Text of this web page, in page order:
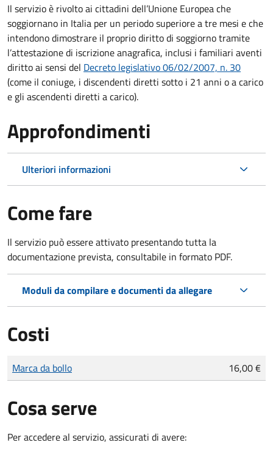
Il servizio è rivolto ai cittadini dell’Unione Europea che
soggiornano in Italia per un periodo superiore a tre mesi e che
intendono dimostrare il proprio diritto di soggiorno tramite
l’attestazione di iscrizione anagrafica, inclusi i familiari aventi
diritto ai sensi del Decreto legislativo 06/02/2007, n. 30
(come il coniuge, i discendenti diretti sotto i 21 anni o a carico
e gli ascendenti diretti a carico).
Approfondimenti
Ulteriori informazioni
Come fare
Il servizio può essere attivato presentando tutta la
documentazione prevista, consultabile in formato PDF.
Moduli da compilare e documenti da allegare
Costi
Tipo di pagamento
Importo
Marca da bollo 16,00 €
Cosa serve
Per accedere al servizio, assicurati di avere: